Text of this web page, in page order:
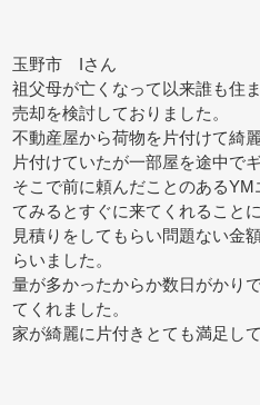
玉野市 Iさん
祖父母が亡くなって以来誰も住
売却を検討しておりました。
不動産屋から荷物を片付けて綺
片付けていたが一部屋を途中で
そこで前に頼んだことのある
てみるとすぐに来てくれることに
見積りをしてもらい問題ない金
らいました。
量が多かったからか数日がかり
てくれました。
家が綺麗に片付きとても満足して